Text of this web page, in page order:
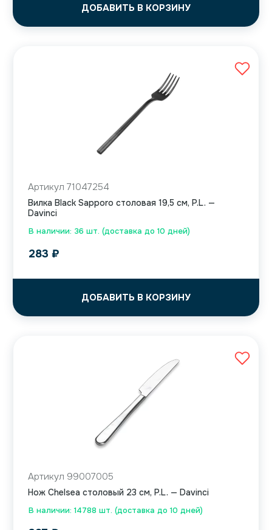
ДОБАВИТЬ В КОРЗИНУ
В наличии: 36 шт. (доставка до 10 дней)
Артикул 71047254
Вилка Black Sapporo столовая 19,5 см, P.L. —
Davinci
283 ₽
ДОБАВИТЬ В КОРЗИНУ
В наличии: 14788 шт. (доставка до 10 дней)
Артикул 99007005
Нож Chelsea столовый 23 см, P.L. — Davinci